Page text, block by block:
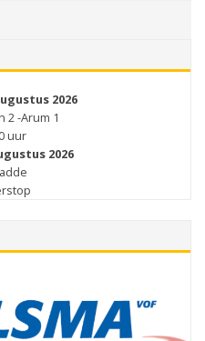
2026
2 -Arum 1
uur
2026